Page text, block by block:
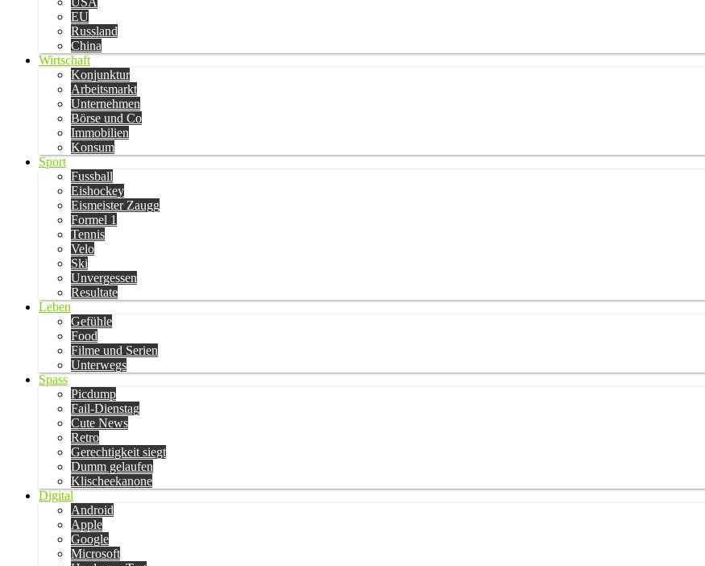
EU
Russland
China
Wirtschaft
Konjunktur
Arbeitsmarkt
Unternehmen
Börse und Co
Immobilien
Konsum
Sport
Fussball
Eishockey
Eismeister Zaugg
Formel 1
Tennis
Velo
Ski
Unvergessen
Resultate
Leben
Gefühle
Food
Filme und Serien
Unterwegs
Spass
Picdump
Fail-Dienstag
Cute News
Retro
Gerechtigkeit siegt
Dumm gelaufen
Klischeekanone
Digital
Android
Apple
Google
Microsoft